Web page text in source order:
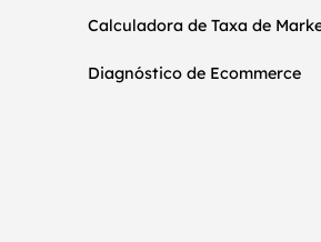
Calculadora de Taxa de
Diagnóstico de Ecommerce